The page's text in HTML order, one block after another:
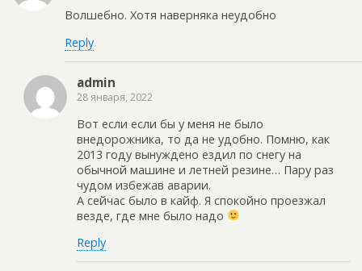
Волшебно. Хотя наверняка неудобно
Reply
admin
28 января, 2022
Вот если если бы у меня не было
внедорожника, то да не удобно. Помню, как
2013 году вынуждено ездил по снегу на
обычной машине и летней резине… Пару раз
чудом избежав аварии.
А сейчас было в кайф. Я спокойно проезжал
везде, где мне было надо
Reply